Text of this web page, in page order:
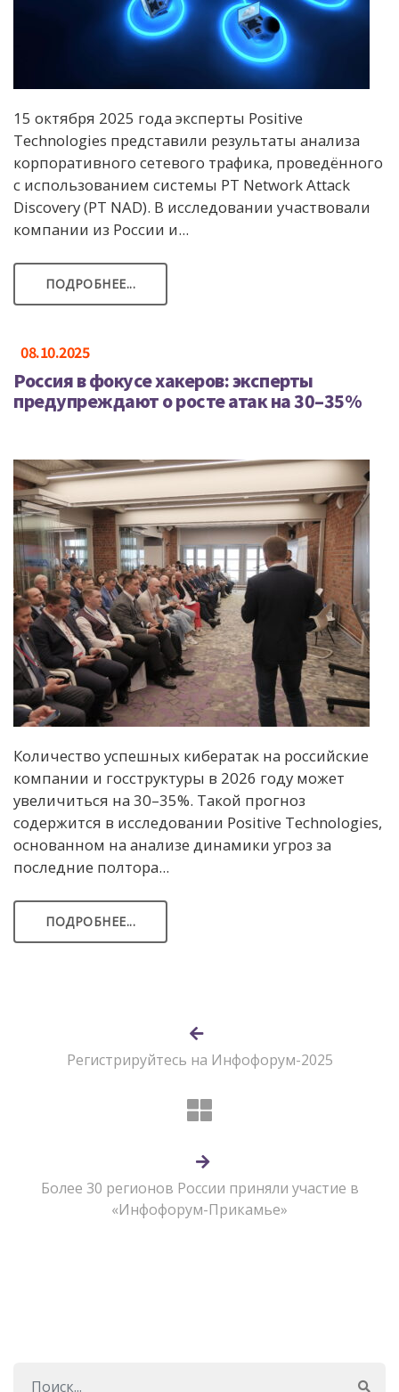
15 октября 2025 года эксперты Positive
Technologies представили результаты анализа
корпоративного сетевого трафика, проведённого
с использованием системы PT Network Attack
Discovery (PT NAD). В исследовании участвовали
компании из России и...
ПОДРОБНЕЕ...
08.10.2025
Россия в фокусе хакеров: эксперты
предупреждают о росте атак на 30–35%
Количество успешных кибератак на российские
компании и госструктуры в 2026 году может
увеличиться на 30–35%. Такой прогноз
содержится в исследовании Positive Technologies,
основанном на анализе динамики угроз за
последние полтора...
ПОДРОБНЕЕ...
Регистрируйтесь на Инфофорум-2025
Более 30 регионов России приняли участие в
«Инфофорум-Прикамье»